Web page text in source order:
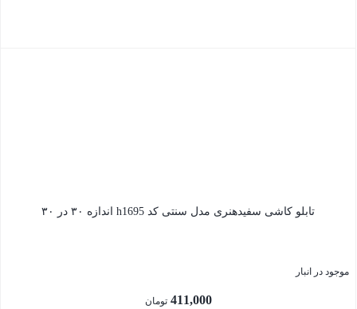
تابلو کاشی سفیدهنری مدل سنتی کد h1695 اندازه ۳۰ در ۳۰
موجود در انبار
411,000 تومان